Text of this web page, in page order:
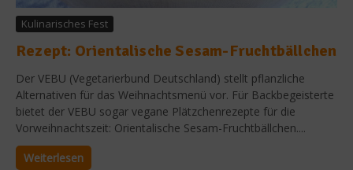
Kulinarisches Fest
Rezept: Orientalische Sesam-Fruchtbällchen
Der VEBU (Vegetarierbund Deutschland) stellt pflanzliche
Alternativen für das Weihnachtsmenü vor. Für Backbegeisterte
bietet der VEBU sogar vegane Plätzchenrezepte für die
Vorweihnachtszeit: Orientalische Sesam-Fruchtbällchen....
Weiterlesen